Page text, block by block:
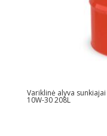
Variklinė alyva sunkiajai
10W-30 208L